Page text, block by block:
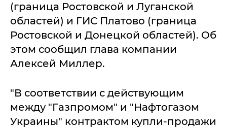
(граница Ростовской и Луганской
областей) и ГИС Платово (граница
Ростовской и Донецкой областей). Об
этом сообщил глава компании
Алексей Миллер.
"В соответствии с действующим
между "Газпромом" и "Нафтогазом
Украины" контрактом купли-продажи